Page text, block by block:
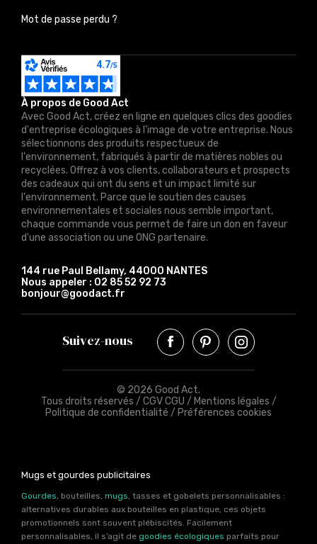
À propos de Good Act
Avec Good Act, créez en ligne en quelques clics des goodies
d'entreprise écologiques à l'image de votre entreprise. Nous
sélectionnons des produits respectueux de
l'environnement, fabriqués à partir de matières nobles ou
recyclées. Offrez à vos clients, collaborateurs et prospects
des cadeaux qui ont du sens et un impact limité sur
l'environnement. Parce que le soutien des causes
environnementales et sociales nous semble important,
chaque commande vous permet de faire un don en faveur
d'une association ou une ONG partenaire.
144 rue Paul Bellamy, 44000 NANTES
Nous appeler : 02 85 52 92 73
bonjour@goodact.fr
Mot de passe perdu ?
Suivez-nous
© 2026 Good Act.
Tous droits réservés / CGV CGU / Mentions légales /
Politique de confidentialité / Préférences cookies
Mugs et gourdes publicitaires
Gourdes, bouteilles, mugs, tasses et gobelets personnalisables :
alternatives durables aux bouteilles en plastique, ces objets
promotionnels sont souvent plébiscités. Facilement
personnalisables, il s’agit de goodies écologiques parfaits pour